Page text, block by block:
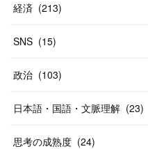
経済 (213)
SNS (15)
政治 (103)
日本語・国語・文脈理解 (23)
思考の成熟度 (24)